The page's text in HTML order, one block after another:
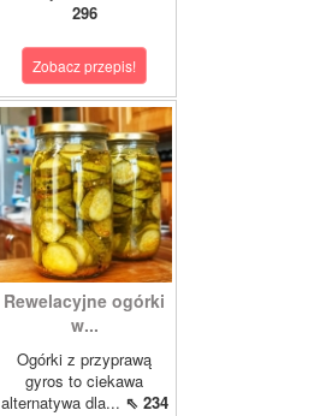
296
Zobacz przepis!
Rewelacyjne ogórki
w...
Ogórki z przyprawą
gyros to ciekawa
alternatywa dla... ⇖ 234